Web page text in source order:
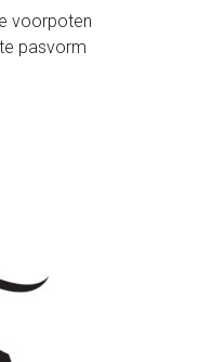
voorpoten
pasvorm